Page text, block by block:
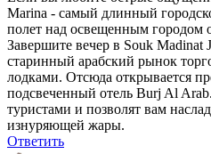
Marina - самый длинный
полет над освещенным городом
Завершите вечер в Souk Madinat
старинный арабский рынок
лодками. Отсюда открывается
подсвеченный отель Burj Al
туристами и позволят вам
изнуряющей жары.
Ответить